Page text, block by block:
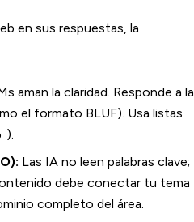
en sus respuestas, la
aman la claridad. Responde a la
el formato BLUF). Usa listas
).
Las IA no leen palabras clave;
debe conectar tu tema
completo del área.